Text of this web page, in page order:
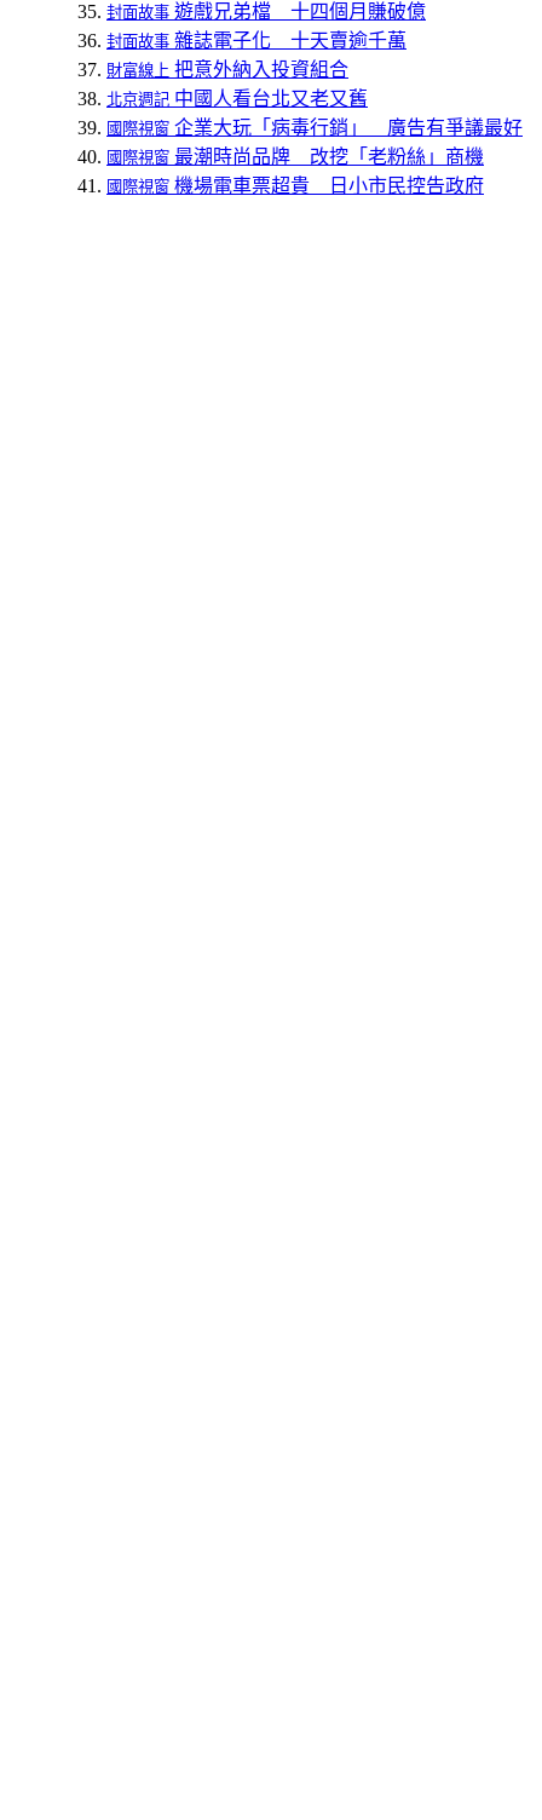
封面故事 遊戲兄弟檔 十四個月賺破億
封面故事 雜誌電子化 十天賣逾千萬
財富線上 把意外納入投資組合
北京週記 中國人看台北又老又舊
國際視窗 企業大玩「病毒行銷」 廣告有爭議最好
國際視窗 最潮時尚品牌 改挖「老粉絲」商機
國際視窗 機場電車票超貴 日小市民控告政府